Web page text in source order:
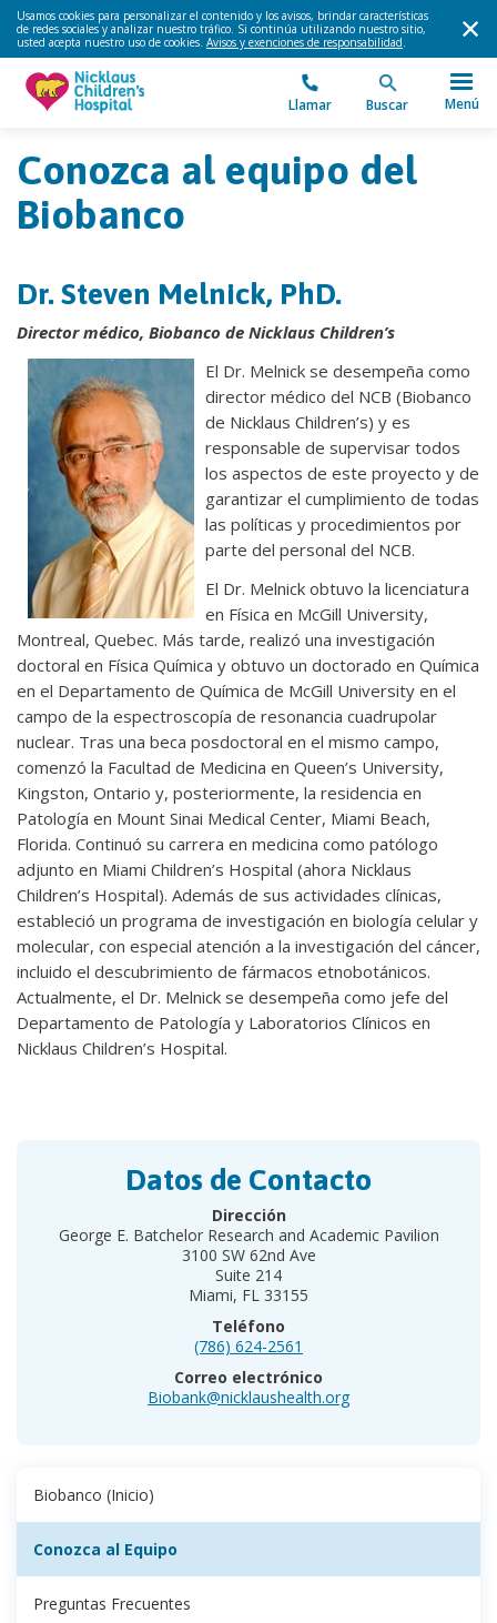
Usamos cookies para personalizar el contenido y los avisos, brindar características
de redes sociales y analizar nuestro tráfico. Si continúa utilizando nuestro sitio,
usted acepta nuestro uso de cookies. Avisos y exenciones de responsabilidad.
Llamar Buscar Menú
Conozca al equipo del
Biobanco
Dr. Steven Melnick, PhD.
Director médico, Biobanco de Nicklaus Children’s
El Dr. Melnick se desempeña como
director médico del NCB (Biobanco
de Nicklaus Children’s) y es
responsable de supervisar todos
los aspectos de este proyecto y de
garantizar el cumplimiento de todas
las políticas y procedimientos por
parte del personal del NCB.
El Dr. Melnick obtuvo la licenciatura
en Física en McGill University,
Montreal, Quebec. Más tarde, realizó una investigación
doctoral en Física Química y obtuvo un doctorado en Química
en el Departamento de Química de McGill University en el
campo de la espectroscopía de resonancia cuadrupolar
nuclear. Tras una beca posdoctoral en el mismo campo,
comenzó la Facultad de Medicina en Queen’s University,
Kingston, Ontario y, posteriormente, la residencia en
Patología en Mount Sinai Medical Center, Miami Beach,
Florida. Continuó su carrera en medicina como patólogo
adjunto en Miami Children’s Hospital (ahora Nicklaus
Children’s Hospital). Además de sus actividades clínicas,
estableció un programa de investigación en biología celular y
molecular, con especial atención a la investigación del cáncer,
incluido el descubrimiento de fármacos etnobotánicos.
Actualmente, el Dr. Melnick se desempeña como jefe del
Departamento de Patología y Laboratorios Clínicos en
Nicklaus Children’s Hospital.
Datos de Contacto
Dirección
George E. Batchelor Research and Academic Pavilion
3100 SW 62nd Ave
Suite 214
Miami, FL 33155
Teléfono
(786) 624-2561
Correo electrónico
Biobank@nicklaushealth.org
Biobanco (Inicio)
Conozca al Equipo
Preguntas Frecuentes